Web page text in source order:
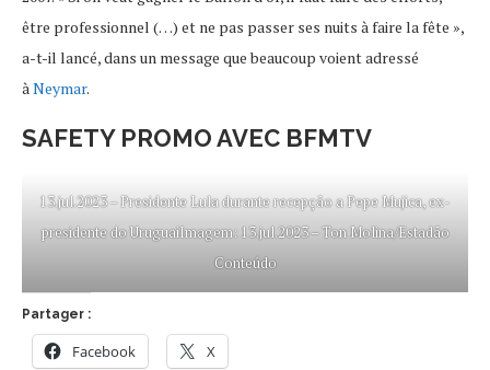
être professionnel (…) et ne pas passer ses nuits à faire la fête »,
a-t-il lancé, dans un message que beaucoup voient adressé
à Neymar.
SAFETY PROMO AVEC BFMTV
13.jul.2023 – Presidente Lula durante recepção a Pepe Mujica, ex-
presidente do UruguaiImagem: 13.jul.2023 – Ton Molina/Estadão
Conteúdo
Partager :
Facebook X